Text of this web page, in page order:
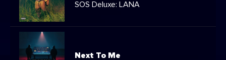
SOS Deluxe: LANA
Next To Me